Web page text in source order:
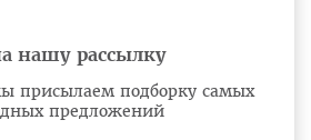
нашу рассылку
присылаем подборку самых
предложений